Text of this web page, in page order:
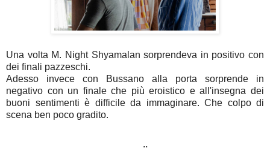
Una volta M. Night Shyamalan sorprendeva in positivo con
dei finali pazzeschi.
Adesso invece con Bussano alla porta sorprende in
negativo con un finale che più eroistico e all'insegna dei
buoni sentimenti è difficile da immaginare. Che colpo di
scena ben poco gradito.